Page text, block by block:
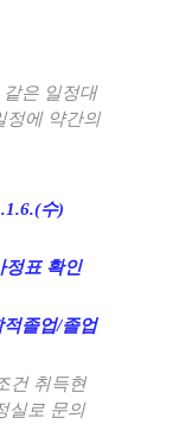
은 일정대
정에 약간의
수)
정표 확인
적졸업/졸업
건 취득현
실로 문의